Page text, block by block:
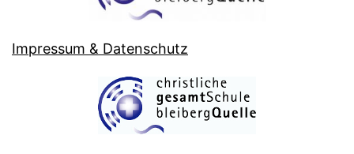
Impressum & Datenschutz